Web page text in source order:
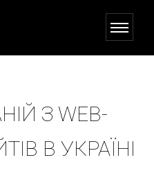
З WEB-
В УКРАЇНІ